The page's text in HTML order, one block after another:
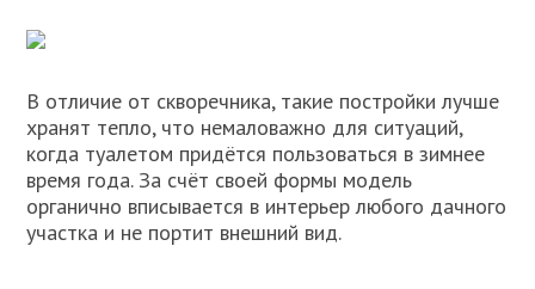
В отличие от скворечника, такие постройки лучше
хранят тепло, что немаловажно для ситуаций,
когда туалетом придётся пользоваться в зимнее
время года. За счёт своей формы модель
органично вписывается в интерьер любого дачного
участка и не портит внешний вид.